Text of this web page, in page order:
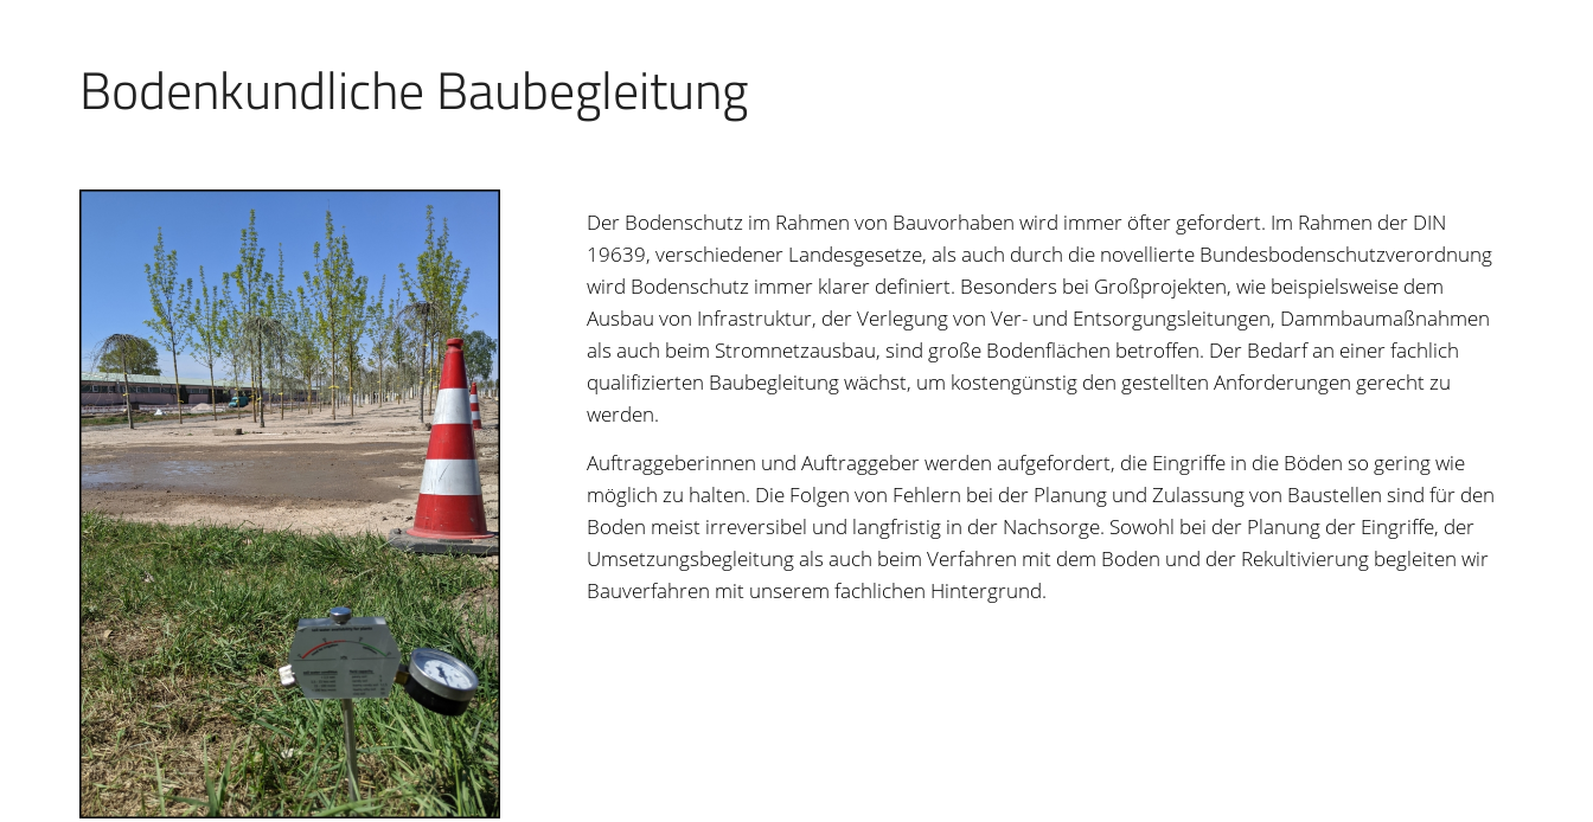
Bodenkundliche Baubegleitung
Der Bodenschutz im Rahmen von Bauvorhaben wird immer öfter gefordert. Im Rahmen der DIN
19639, verschiedener Landesgesetze, als auch durch die novellierte Bundesbodenschutzverordnung
wird Bodenschutz immer klarer definiert. Besonders bei Großprojekten, wie beispielsweise dem
Ausbau von Infrastruktur, der Verlegung von Ver- und Entsorgungsleitungen, Dammbaumaßnahmen
als auch beim Stromnetzausbau, sind große Bodenflächen betroffen. Der Bedarf an einer fachlich
qualifizierten Baubegleitung wächst, um kostengünstig den gestellten Anforderungen gerecht zu
werden.
Auftraggeberinnen und Auftraggeber werden aufgefordert, die Eingriffe in die Böden so gering wie
möglich zu halten. Die Folgen von Fehlern bei der Planung und Zulassung von Baustellen sind für den
Boden meist irreversibel und langfristig in der Nachsorge. Sowohl bei der Planung der Eingriffe, der
Umsetzungsbegleitung als auch beim Verfahren mit dem Boden und der Rekultivierung begleiten wir
Bauverfahren mit unserem fachlichen Hintergrund.